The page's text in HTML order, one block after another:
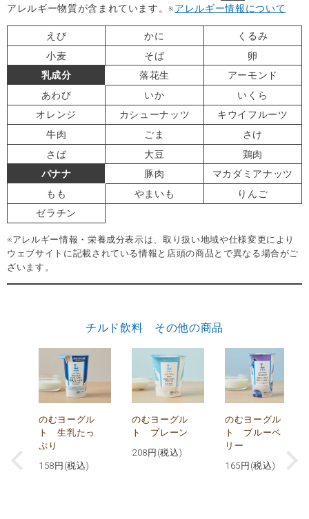
アレルギー物質が含まれています。※アレルギー情報について
えび かに
くるみ
小麦
そば
卵
乳成分
落花生
アーモンド
あわび
いか
いくら
オレンジ
カシューナッツ
キウイフルーツ
牛肉
ごま
さけ
さば
大豆
鶏肉
バナナ
豚肉
マカダミアナッツ
もも
やまいも
りんご
ゼラチン
※アレルギー情報・栄養成分表示は、取り扱い地域や仕様変更により
ウェブサイトに記載されている情報と店頭の商品とで異なる場合がご
ざいます。
チルド飲料 その他の商品
のむヨーグル
ト 生乳たっ
ぷり
158 円(税込)
のむヨーグル
ト プレーン
208 円(税込)
のむヨーグル
ト ブルーベ
リー
165 円(税込)